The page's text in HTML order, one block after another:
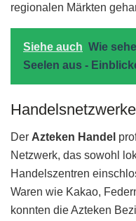
regionalen Märkten
Siehe auch Wie
Seelen aus -
Handelsnetzwerke
Der Azteken Handel
Netzwerk, das sowohl
Handelszentren
Waren wie Kakao,
konnten die Azteken